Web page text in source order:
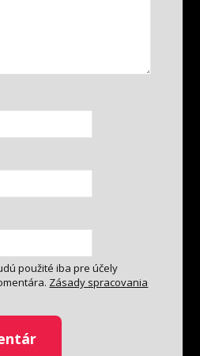
použité iba pre účely
Zásady spracovania